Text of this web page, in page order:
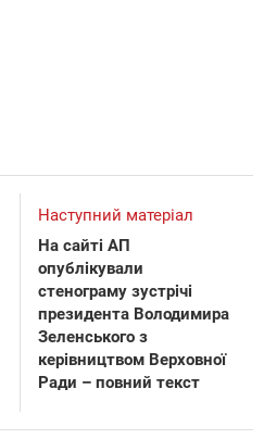
Наступний матеріал
На сайті АП
опублікували
стенограму зустрічі
президента Володимира
Зеленського з
керівництвом Верховної
Ради – повний текст